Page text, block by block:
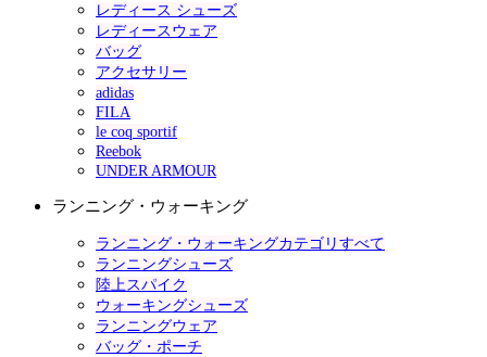
レディース シューズ
レディースウェア
バッグ
アクセサリー
adidas
FILA
le coq sportif
Reebok
UNDER ARMOUR
ランニング・ウォーキング
ランニング・ウォーキングカテゴリすべて
ランニングシューズ
陸上スパイク
ウォーキングシューズ
ランニングウェア
バッグ・ポーチ